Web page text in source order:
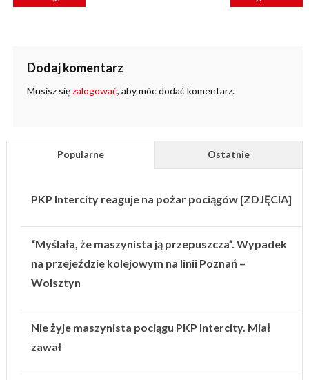
Dodaj komentarz
Musisz sięzalogować, aby móc dodać komentarz.
Popularne Ostatnie
PKP Intercity reaguje na pożar pociągów [ZDJĘCIA]
“Myślała, że maszynista ją przepuszcza”. Wypadek
na przejeździe kolejowym na linii Poznań –
Wolsztyn
Nie żyje maszynista pociągu PKP Intercity. Miał
zawał